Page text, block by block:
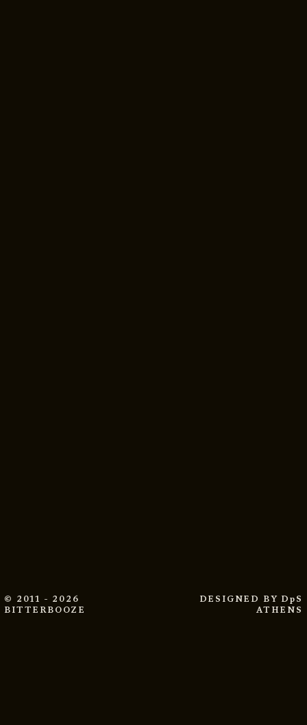
© 2011 - 2026
BITTERBOOZE
DESIGNED BY DpS
ATHENS